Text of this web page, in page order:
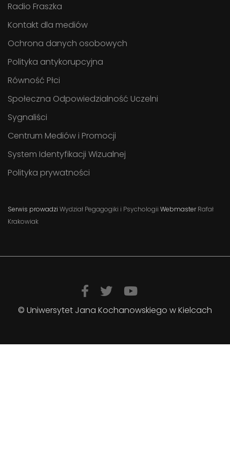
Radio Fraszka
Kontakt dla mediów
Ochrona danych osobowych
Polityka antykorupcyjna
Równość Płci
Społeczna Odpowiedzialność Uczelni
Sygnaliści
Centrum Mediów i Promocji
System Identyfikacji Wizualnej
Polityka prywatności
Serwis prowadzi Wydział Pegagogiki i Psychologii WebmasterRafał
Krakowiak
© Uniwersytet Jana Kochanowskiego w Kielcach